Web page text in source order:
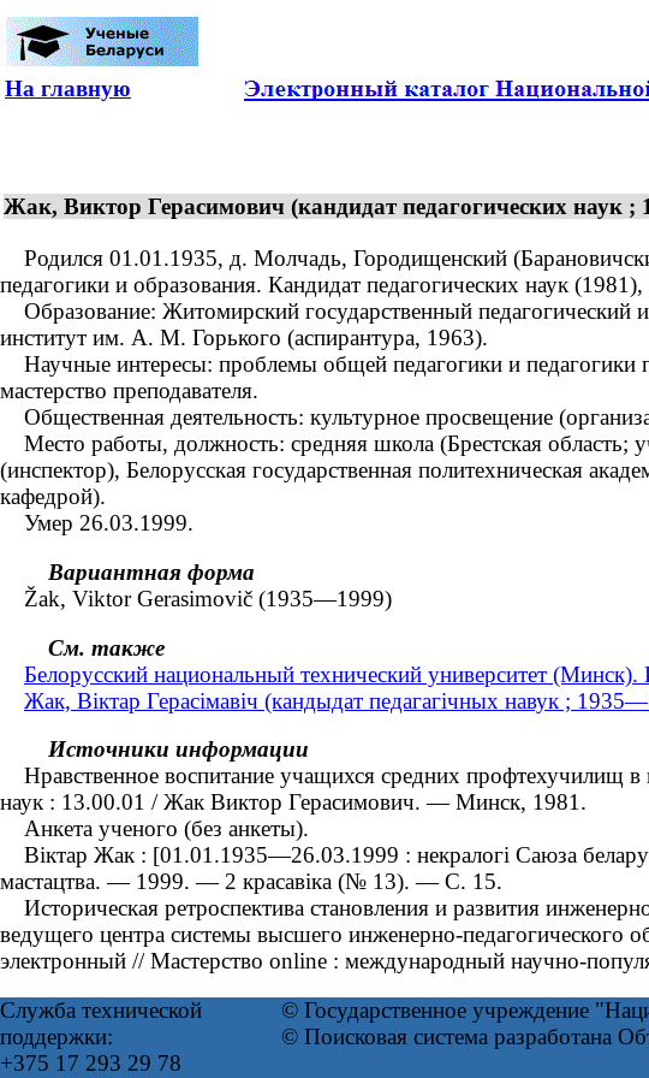
На главную
Жак, Виктор Герасимович (кандидат педагогических наук ;
Родился 01.01.1935, д. Молчадь, Городищенский
педагогики и образования. Кандидат педагогических наук
Образование: Житомирский государственный педагогический
институт им. А. М. Горького (аспирантура, 1963).
Научные интересы: проблемы общей педагогики и педагогики
мастерство преподавателя.
Общественная деятельность: культурное просвещение
Место работы, должность: средняя школа (Брестская область;
(инспектор), Белорусская государственная политехническая
кафедрой).
Умер 26.03.1999.
Вариантная форма
Žak, Viktor Gerasimovič (1935—1999)
См. также
Белорусский национальный технический университет (Минск).
Жак, Віктар Герасімавіч (кандыдат педагагічных навук ;
Источники информации
Нравственное воспитание учащихся средних профтехучилищ в
наук : 13.00.01 / Жак Виктор Герасимович. ― Минск, 1981.
Анкета ученого (без анкеты).
Віктар Жак : [01.01.1935—26.03.1999 : некралогі Саюза
мастацтва. — 1999. — 2 красавіка (№ 13). — С. 15.
Историческая ретроспектива становления и развития
ведущего центра системы высшего инженерно-педагогического
электронный // Мастерство online : международный научно-
Служба технической
поддержки:
+375 17 293 29 78
© Государственное учреждение
© Поисковая система разработана